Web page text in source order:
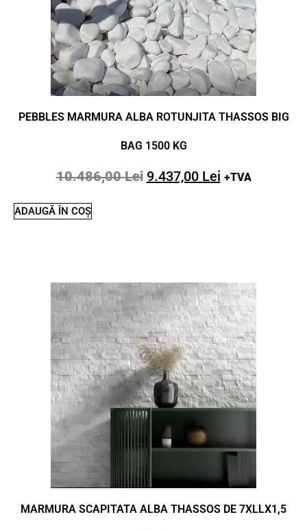
PEBBLES MARMURA ALBA ROTUNJITA THASSOS BIG
BAG 1500 KG
10.486,00Lei 9.437,00 Lei +TVA
ADAUGĂ ÎN COȘ
MARMURA SCAPITATA ALBA THASSOS DE 7XLLX1,5